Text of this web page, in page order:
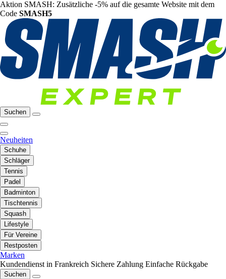
Aktion SMASH: Zusätzliche -5% auf die gesamte Website mit dem
Code SMASH5
Suchen
Neuheiten
Schuhe
Schläger
Tennis
Padel
Badminton
Tischtennis
Squash
Lifestyle
Für Vereine
Restposten
Marken
Kundendienst in Frankreich Sichere Zahlung Einfache Rückgabe
Suchen